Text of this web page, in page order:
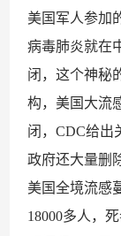
美国军人参加
病毒肺炎就在
闭，这个神秘
构，美国大流
闭，CDC给出
政府还大量删
美国全境流感
18000多人，